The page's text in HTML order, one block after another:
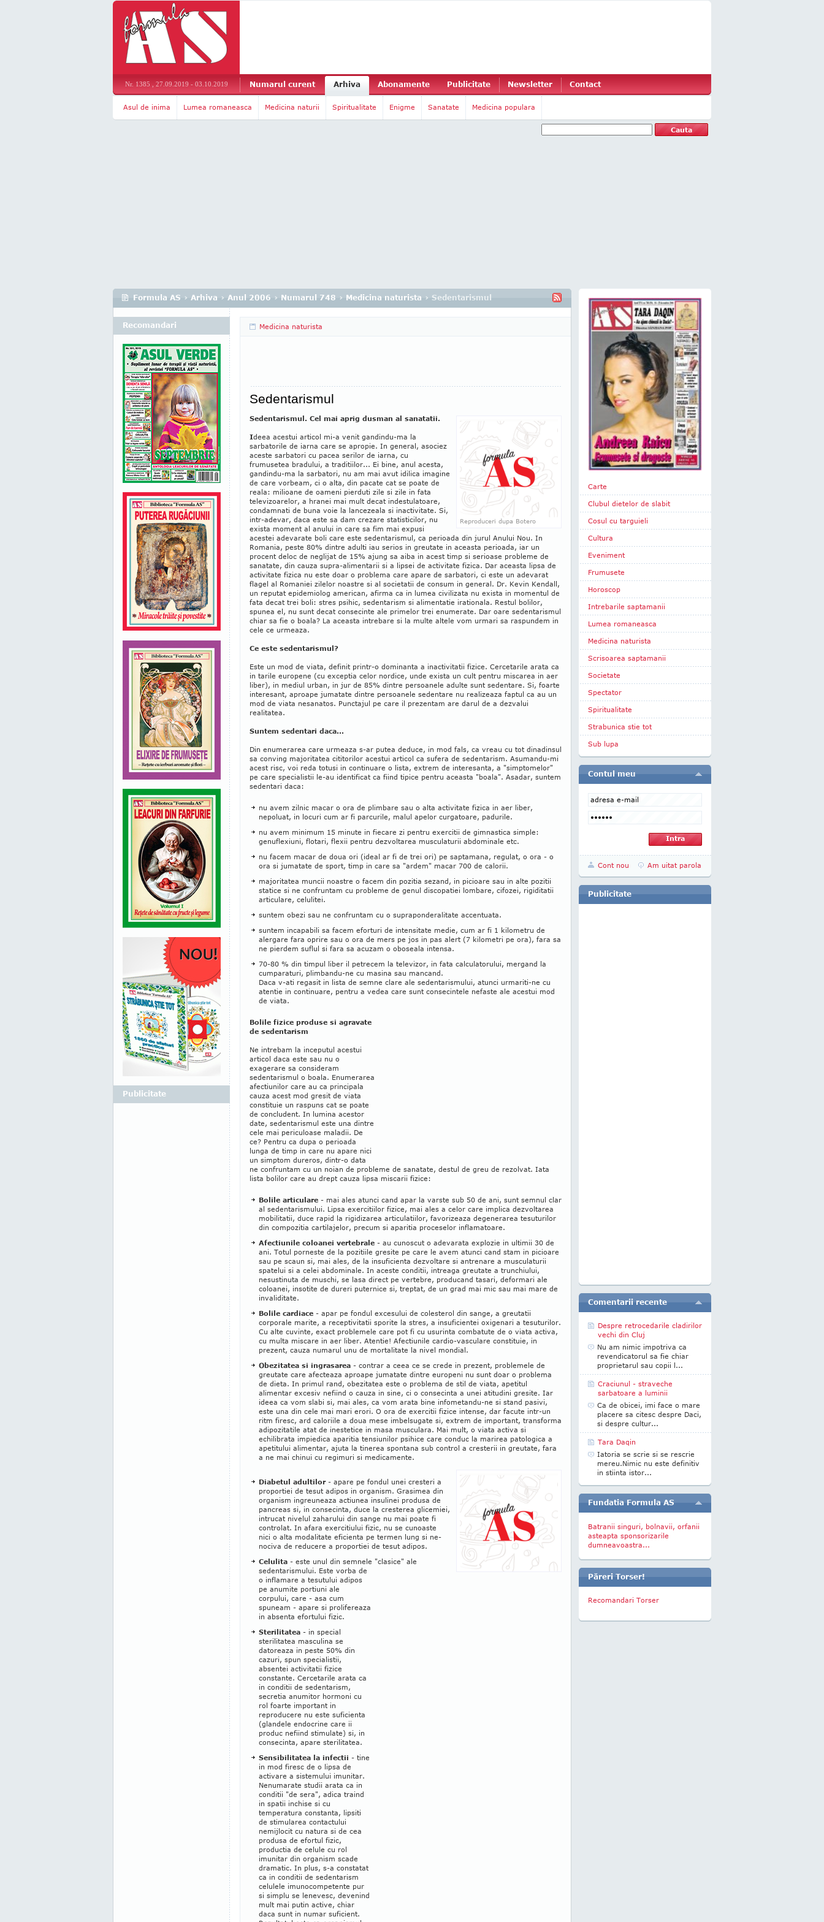
Nr. 1385 , 27.09.2019 - 03.10.2019 Numarul curent Arhiva Abonamente Publicitate Newsletter Contact
Asul de inima Lumea romaneasca Medicina naturii Spiritualitate Enigme Sanatate Medicina populara
Formula AS › Arhiva › Anul 2006 › Numarul 748 › Medicina naturista › Sedentarismul
Medicina naturista
Sedentarismul
Reproduceri dupa Botero
Sedentarismul. Cel mai aprig dusman al sanatatii.
Ideea acestui articol mi-a venit gandindu-ma la
sarbatorile de iarna care se apropie. In general, asociez
aceste sarbatori cu pacea serilor de iarna, cu
frumusetea bradului, a traditiilor... Ei bine, anul acesta,
gandindu-ma la sarbatori, nu am mai avut idilica imagine
de care vorbeam, ci o alta, din pacate cat se poate de
reala: milioane de oameni pierduti zile si zile in fata
televizoarelor, a hranei mai mult decat indestulatoare,
condamnati de buna voie la lancezeala si inactivitate. Si,
intr-adevar, daca este sa dam crezare statisticilor, nu
exista moment al anului in care sa fim mai expusi
acestei adevarate boli care este sedentarismul, ca perioada din jurul Anului Nou. In
Romania, peste 80% dintre adulti iau serios in greutate in aceasta perioada, iar un
procent deloc de neglijat de 15% ajung sa aiba in acest timp si serioase probleme de
sanatate, din cauza supra-alimentarii si a lipsei de activitate fizica. Dar aceasta lipsa de
activitate fizica nu este doar o problema care apare de sarbatori, ci este un adevarat
flagel al Romaniei zilelor noastre si al societatii de consum in general. Dr. Kevin Kendall,
un reputat epidemiolog american, afirma ca in lumea civilizata nu exista in momentul de
fata decat trei boli: stres psihic, sedentarism si alimentatie irationala. Restul bolilor,
spunea el, nu sunt decat consecinte ale primelor trei enumerate. Dar oare sedentarismul
chiar sa fie o boala? La aceasta intrebare si la multe altele vom urmari sa raspundem in
cele ce urmeaza.
Ce este sedentarismul?
Este un mod de viata, definit printr-o dominanta a inactivitatii fizice. Cercetarile arata ca
in tarile europene (cu exceptia celor nordice, unde exista un cult pentru miscarea in aer
liber), in mediul urban, in jur de 85% dintre persoanele adulte sunt sedentare. Si, foarte
interesant, aproape jumatate dintre persoanele sedentare nu realizeaza faptul ca au un
mod de viata nesanatos. Punctajul pe care il prezentam are darul de a dezvalui
realitatea.
Suntem sedentari daca...
Din enumerarea care urmeaza s-ar putea deduce, in mod fals, ca vreau cu tot dinadinsul
sa conving majoritatea cititorilor acestui articol ca sufera de sedentarism. Asumandu-mi
acest risc, voi reda totusi in continuare o lista, extrem de interesanta, a "simptomelor"
pe care specialistii le-au identificat ca fiind tipice pentru aceasta "boala". Asadar, suntem
sedentari daca:
nu avem zilnic macar o ora de plimbare sau o alta activitate fizica in aer liber,
nepoluat, in locuri cum ar fi parcurile, malul apelor curgatoare, padurile.
nu avem minimum 15 minute in fiecare zi pentru exercitii de gimnastica simple:
genuflexiuni, flotari, flexii pentru dezvoltarea musculaturii abdominale etc.
nu facem macar de doua ori (ideal ar fi de trei ori) pe saptamana, regulat, o ora - o
ora si jumatate de sport, timp in care sa "ardem" macar 700 de calorii.
majoritatea muncii noastre o facem din pozitia sezand, in picioare sau in alte pozitii
statice si ne confruntam cu probleme de genul discopatiei lombare, cifozei, rigiditatii
articulare, celulitei.
suntem obezi sau ne confruntam cu o supraponderalitate accentuata.
suntem incapabili sa facem eforturi de intensitate medie, cum ar fi 1 kilometru de
alergare fara oprire sau o ora de mers pe jos in pas alert (7 kilometri pe ora), fara sa
ne pierdem suflul si fara sa acuzam o oboseala intensa.
70-80 % din timpul liber il petrecem la televizor, in fata calculatorului, mergand la
cumparaturi, plimbandu-ne cu masina sau mancand.
Daca v-ati regasit in lista de semne clare ale sedentarismului, atunci urmariti-ne cu
atentie in continuare, pentru a vedea care sunt consecintele nefaste ale acestui mod
de viata.
Bolile fizice produse si agravate
de sedentarism
Ne intrebam la inceputul acestui
articol daca este sau nu o
exagerare sa consideram
sedentarismul o boala. Enumerarea
afectiunilor care au ca principala
cauza acest mod gresit de viata
constituie un raspuns cat se poate
de concludent. In lumina acestor
date, sedentarismul este una dintre
cele mai periculoase maladii. De
ce? Pentru ca dupa o perioada
lunga de timp in care nu apare nici
un simptom dureros, dintr-o data
ne confruntam cu un noian de probleme de sanatate, destul de greu de rezolvat. Iata
lista bolilor care au drept cauza lipsa miscarii fizice:
Bolile articulare - mai ales atunci cand apar la varste sub 50 de ani, sunt semnul clar
al sedentarismului. Lipsa exercitiilor fizice, mai ales a celor care implica dezvoltarea
mobilitatii, duce rapid la rigidizarea articulatiilor, favorizeaza degenerarea tesuturilor
din compozitia cartilajelor, precum si aparitia proceselor inflamatoare.
Afectiunile coloanei vertebrale - au cunoscut o adevarata explozie in ultimii 30 de
ani. Totul porneste de la pozitiile gresite pe care le avem atunci cand stam in picioare
sau pe scaun si, mai ales, de la insuficienta dezvoltare si antrenare a musculaturii
spatelui si a celei abdominale. In aceste conditii, intreaga greutate a trunchiului,
nesustinuta de muschi, se lasa direct pe vertebre, producand tasari, deformari ale
coloanei, insotite de dureri puternice si, treptat, de un grad mai mic sau mai mare de
invaliditate.
Bolile cardiace - apar pe fondul excesului de colesterol din sange, a greutatii
corporale marite, a receptivitatii sporite la stres, a insuficientei oxigenari a tesuturilor.
Cu alte cuvinte, exact problemele care pot fi cu usurinta combatute de o viata activa,
cu multa miscare in aer liber. Atentie! Afectiunile cardio-vasculare constituie, in
prezent, cauza numarul unu de mortalitate la nivel mondial.
Obezitatea si ingrasarea - contrar a ceea ce se crede in prezent, problemele de
greutate care afecteaza aproape jumatate dintre europeni nu sunt doar o problema
de dieta. In primul rand, obezitatea este o problema de stil de viata, apetitul
alimentar excesiv nefiind o cauza in sine, ci o consecinta a unei atitudini gresite. Iar
ideea ca vom slabi si, mai ales, ca vom arata bine infometandu-ne si stand pasivi,
este una din cele mai mari erori. O ora de exercitii fizice intense, dar facute intr-un
ritm firesc, ard caloriile a doua mese imbelsugate si, extrem de important, transforma
adipozitatile atat de inestetice in masa musculara. Mai mult, o viata activa si
echilibrata impiedica aparitia tensiunilor psihice care conduc la marirea patologica a
apetitului alimentar, ajuta la tinerea spontana sub control a cresterii in greutate, fara
a ne mai chinui cu regimuri si medicamente.
Diabetul adultilor- apare pe fondul unei cresteri a
proportiei de tesut adipos in organism. Grasimea din
organism ingreuneaza actiunea insulinei produsa de
pancreas si, in consecinta, duce la cresterea glicemiei,
intrucat nivelul zaharului din sange nu mai poate fi
controlat. In afara exercitiului fizic, nu se cunoaste
nici o alta modalitate eficienta pe termen lung si ne-
nociva de reducere a proportiei de tesut adipos.
Celulita - este unul din semnele "clasice" ale
sedentarismului. Este vorba de
o inflamare a tesutului adipos
pe anumite portiuni ale
corpului, care - asa cum
spuneam - apare si prolifereaza
in absenta efortului fizic.
Sterilitatea - in special
sterilitatea masculina se
datoreaza in peste 50% din
cazuri, spun specialistii,
absentei activitatii fizice
constante. Cercetarile arata ca
in conditii de sedentarism,
secretia anumitor hormoni cu
rol foarte important in
reproducere nu este suficienta
(glandele endocrine care ii
produc nefiind stimulate) si, in
consecinta, apare sterilitatea.
Sensibilitatea la infectii - tine
in mod firesc de o lipsa de
activare a sistemului imunitar.
Nenumarate studii arata ca in
conditii "de sera", adica traind
in spatii inchise si cu
temperatura constanta, lipsiti
de stimularea contactului
nemijlocit cu natura si de cea
produsa de efortul fizic,
productia de celule cu rol
imunitar din organism scade
dramatic. In plus, s-a constatat
ca in conditii de sedentarism
celulele imunocompetente pur
si simplu se lenevesc, devenind
mult mai putin active, chiar
daca sunt in numar suficient.
Recomandari
Publicitate
Carte
Clubul dietelor de slabit
Cosul cu targuieli
Cultura
Eveniment
Frumusete
Horoscop
Intrebarile saptamanii
Lumea romaneasca
Medicina naturista
Scrisoarea saptamanii
Societate
Spectator
Spiritualitate
Strabunica stie tot
Sub lupa
Contul meu
Cont nou Am uitat parola
Publicitate
Comentarii recente
Despre retrocedarile cladirilor
vechi din Cluj
Nu am nimic impotriva ca
revendicatorul sa fie chiar
proprietarul sau copii l...
Craciunul - straveche
sarbatoare a luminii
Ca de obicei, imi face o mare
placere sa citesc despre Daci,
si despre cultur...
Tara Daqin
Iatoria se scrie si se rescrie
mereu.Nimic nu este definitiv
in stiinta istor...
Fundatia Formula AS
Batranii singuri, bolnavii, orfanii
asteapta sponsorizarile
dumneavoastra...
Păreri Torser!
Recomandari Torser